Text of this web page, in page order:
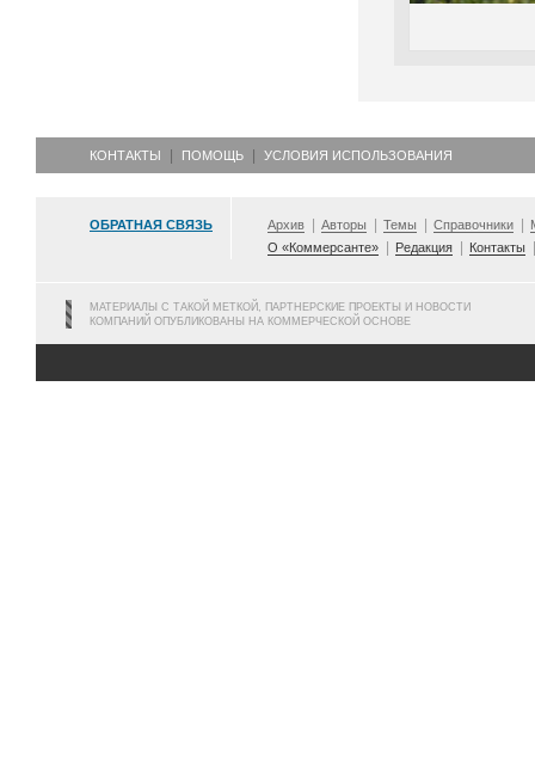
КОНТАКТЫ ПОМОЩЬ УСЛОВИЯ ИСПОЛЬЗОВАНИЯ
ОБРАТНАЯ СВЯЗЬ Архив Авторы Темы Справочники
О «Коммерсанте»
Редакция Контакты
МАТЕРИАЛЫ С ТАКОЙ МЕТКОЙ, ПАРТНЕРСКИЕ ПРОЕКТЫ И НОВОСТИ
КОМПАНИЙ ОПУБЛИКОВАНЫ НА КОММЕРЧЕСКОЙ ОСНОВЕ